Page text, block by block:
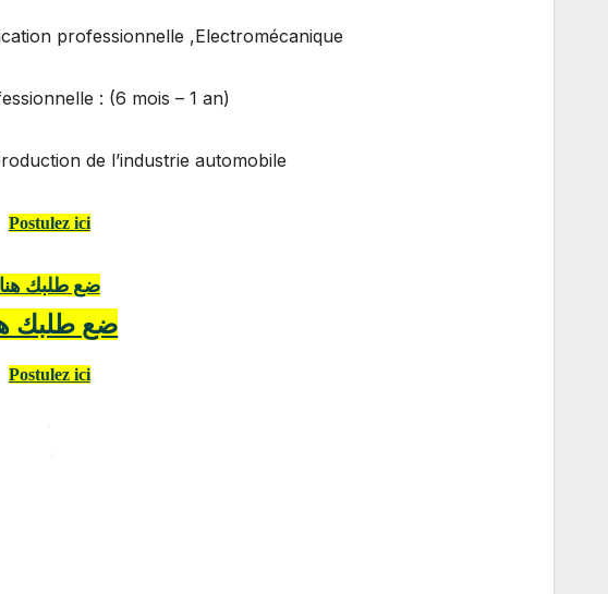
professionnelle ,Electromécanique
: (6 mois – 1 an)
de l’industrie automobile
Postulez ici
ضع طلبك هنا
ضع طلبك
Postulez ici